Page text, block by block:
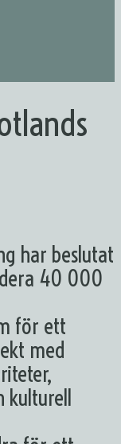
har beslutat
40 000
för ett
med
kulturell